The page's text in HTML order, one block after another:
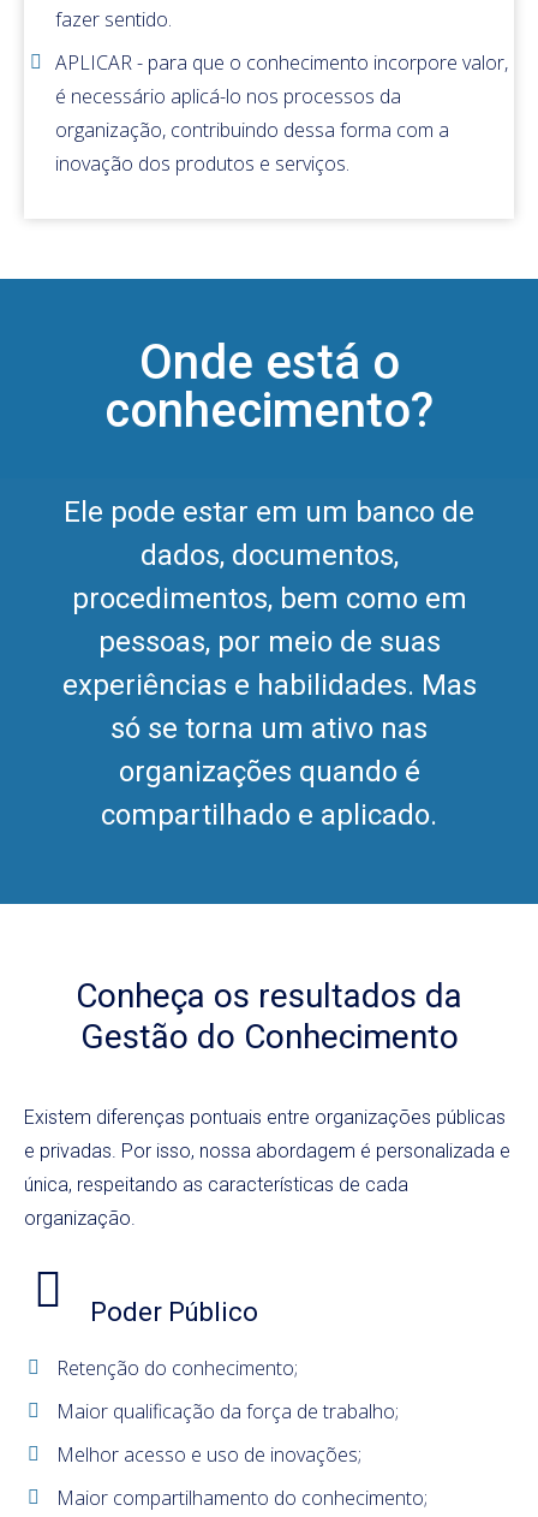
fazer sentido.
APLICAR - para que o conhecimento incorpore valor,
é necessário aplicá-lo nos processos da
organização, contribuindo dessa forma com a
inovação dos produtos e serviços.
Onde está o
conhecimento?
Ele pode estar em um banco de
dados, documentos,
procedimentos, bem como em
pessoas, por meio de suas
experiências e habilidades. Mas
só se torna um ativo nas
organizações quando é
compartilhado e aplicado.
Conheça os resultados da
Gestão do Conhecimento
Existem diferenças pontuais entre organizações públicas
e privadas. Por isso, nossa abordagem é personalizada e
única, respeitando as características de cada
organização.
Poder Público
Retenção do conhecimento;
Maior qualificação da força de trabalho;
Melhor acesso e uso de inovações;
Maior compartilhamento do conhecimento;